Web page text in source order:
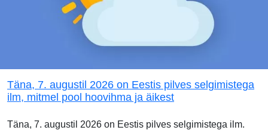
Täna, 7. augustil 2026 on Eestis pilves selgimistega
ilm, mitmel pool hoovihma ja äikest
Täna, 7. augustil 2026 on Eestis pilves selgimistega ilm.